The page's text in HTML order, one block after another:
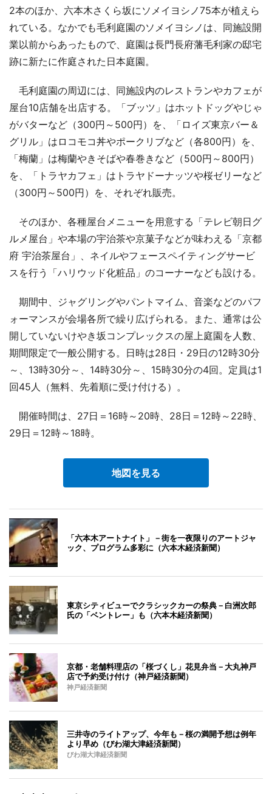
2本のほか、六本木さくら坂にソメイヨシノ75本が植えら
れている。なかでも毛利庭園のソメイヨシノは、同施設開
業以前からあったもので、庭園は長門長府藩毛利家の邸宅
跡に新たに作庭された日本庭園。
毛利庭園の周辺には、同施設内のレストランやカフェが
屋台10店舗を出店する。「ブッツ」はホットドッグやじゃ
がバターなど（300円～500円）を、「ロイズ東京バー＆
グリル」はロコモコ丼やポークリブなど（各800円）を、
「梅蘭」は梅蘭やきそばや春巻きなど（500円～800円）
を、「トラヤカフェ」はトラヤドーナッツや桜ゼリーなど
（300円～500円）を、それぞれ販売。
そのほか、各種屋台メニューを用意する「テレビ朝日グ
ルメ屋台」や本場の宇治茶や京菓子などが味わえる「京都
府 宇治茶屋台」、ネイルやフェースペイティングサービ
スを行う「ハリウッド化粧品」のコーナーなども設ける。
期間中、ジャグリングやパントマイム、音楽などのパフ
ォーマンスが会場各所で繰り広げられる。また、通常は公
開していないけやき坂コンプレックスの屋上庭園を人数、
期間限定で一般公開する。日時は28日・29日の12時30分
～、13時30分～、14時30分～、15時30分の4回。定員は1
回45人（無料、先着順に受け付ける）。
開催時間は、27日＝16時～20時、28日＝12時～22時、
29日＝12時～18時。
地図を見る
「六本木アートナイト」－街を一夜限りのアートジャ
ック、プログラム多彩に（六本木経済新聞）
東京シティビューでクラシックカーの祭典－白洲次郎
氏の「ベントレー」も（六本木経済新聞）
京都・老舗料理店の「桜づくし」花見弁当－大丸神戸
店で予約受け付け（神戸経済新聞）
神戸経済新聞
三井寺のライトアップ、今年も－桜の満開予想は例年
より早め（びわ湖大津経済新聞）
びわ湖大津経済新聞